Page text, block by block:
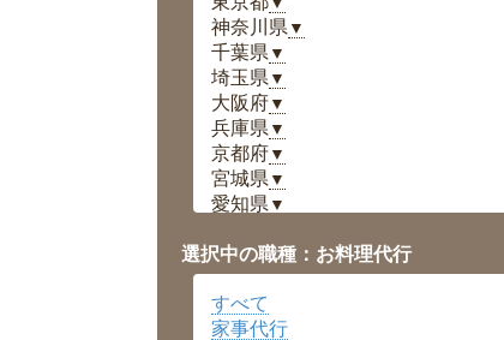
神奈川県 ▼
千葉県 ▼
埼玉県 ▼
大阪府▼
兵庫県 ▼
京都府▼
宮城県 ▼
愛知県 ▼
岡山県▼
広島県▼
沖縄県
選択中の職種：お料理代行
すべて
家事代行